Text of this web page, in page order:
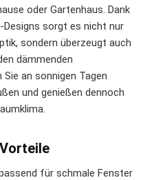
oder Gartenhaus. Dank
Designs sorgt es nicht nur
sondern überzeugt auch
dämmenden
an sonnigen Tagen
und genießen dennoch
für schmale Fenster